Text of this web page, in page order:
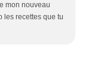
mon nouveau
les recettes que tu